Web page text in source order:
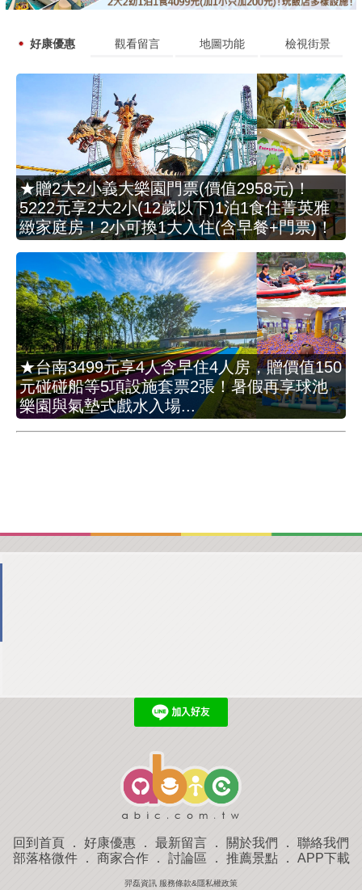
好康優惠 觀看留言 地圖功能 檢視街景
★贈2大2小義大樂園門票(價值2958元)！
5222元享2大2小(12歲以下)1泊1食住菁英雅
緻家庭房！2小可換1大入住(含早餐+門票)！
★台南3499元享4人含早住4人房，贈價值150
元碰碰船等5項設施套票2張！暑假再享球池
樂園與氣墊式戲水入場...
回到首頁 ． 好康優惠 ． 最新留言 ． 關於我們 ． 聯絡我們
部落格微件． 商家合作． 討論區 ． 推薦景點． APP下載
羿磊資訊 服務條款&隱私權政策